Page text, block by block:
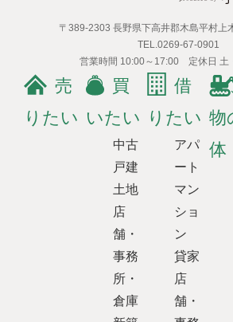
〒389-2303 長野県下高井郡木島平村上
TEL.0269-67-0901
営業時間 10:00～17:00 定休日 土
売
りたい
買
いたい
中古
戸建
土地
店
舗・
事務
所・
倉庫
借
りたい
アパ
ート
マン
ショ
ン
貸家
店
舗・
物
体